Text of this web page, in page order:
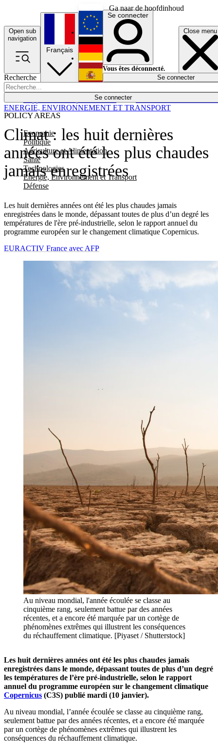
Ga naar de hoofdinhoud
Open sub
navigation
Close menu
Recherche
Se connecter
POLICY AREAS
Economie
Politique
Agriculture et Alimentation
Santé
Technologies
Energie, Environnement et Transport
Défense
Économie
Français
English
Deutsch
Español
Se connecter
Vous êtes déconnecté.
Se connecter
Climat : les huit dernières
années ont été les plus chaudes
jamais enregistrées
Les huit dernières années ont été les plus chaudes jamais
enregistrées dans le monde, dépassant toutes de plus d’un degré les
températures de l'ère pré-industrielle, selon le rapport annuel du
programme européen sur le changement climatique Copernicus.
ENERGIE, ENVIRONNEMENT ET TRANSPORT
EURACTIV France avec AFP
Au niveau mondial, l'année écoulée se classe au
cinquième rang, seulement battue par des années
récentes, et a encore été marquée par un cortège de
phénomènes extrêmes qui illustrent les conséquences
du réchauffement climatique. [Piyaset / Shutterstock]
Les huit dernières années ont été les plus chaudes jamais
enregistrées dans le monde, dépassant toutes de plus d’un degré
les températures de l’ère pré-industrielle, selon le rapport
annuel du programme européen sur le changement climatique
Copernicus (C3S) publié mardi (10 janvier).
Au niveau mondial, l’année écoulée se classe au cinquième rang,
seulement battue par des années récentes, et a encore été marquée
par un cortège de phénomènes extrêmes qui illustrent les
conséquences du réchauffement climatique.